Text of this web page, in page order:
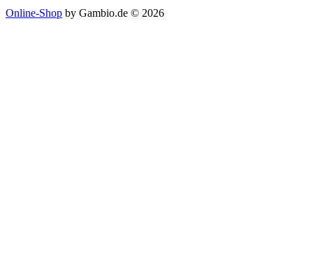
Online-Shop by Gambio.de © 2026